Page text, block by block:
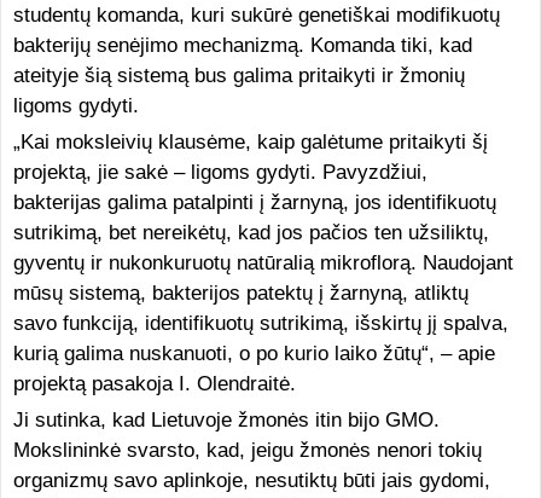
studentų komanda, kuri sukūrė genetiškai modifikuotų
bakterijų senėjimo mechanizmą. Komanda tiki, kad
ateityje šią sistemą bus galima pritaikyti ir žmonių
ligoms gydyti.
„Kai moksleivių klausėme, kaip galėtume pritaikyti šį
projektą, jie sakė – ligoms gydyti. Pavyzdžiui,
bakterijas galima patalpinti į žarnyną, jos identifikuotų
sutrikimą, bet nereikėtų, kad jos pačios ten užsiliktų,
gyventų ir nukonkuruotų natūralią mikroflorą. Naudojant
mūsų sistemą, bakterijos patektų į žarnyną, atliktų
savo funkciją, identifikuotų sutrikimą, išskirtų jį spalva,
kurią galima nuskanuoti, o po kurio laiko žūtų“, – apie
projektą pasakoja I. Olendraitė.
Ji sutinka, kad Lietuvoje žmonės itin bijo GMO.
Mokslininkė svarsto, kad, jeigu žmonės nenori tokių
organizmų savo aplinkoje, nesutiktų būti jais gydomi,